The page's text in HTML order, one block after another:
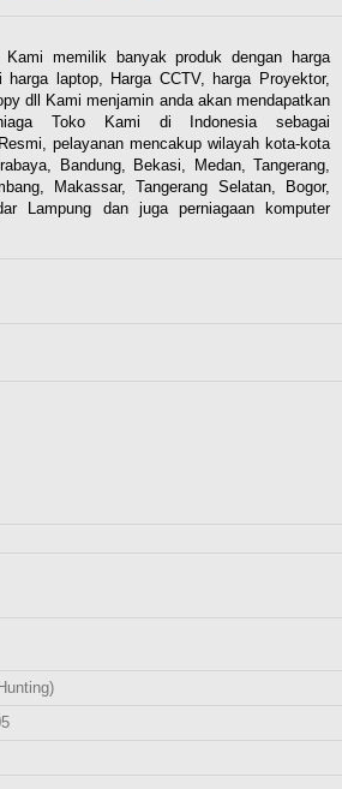
memilik banyak produk dengan harga
laptop, Harga CCTV, harga Proyektor,
dll Kami menjamin anda akan mendapatkan
Toko Kami di Indonesia sebagai
pelayanan mencakup wilayah kota-kota
Bandung, Bekasi, Medan, Tangerang,
Makassar, Tangerang Selatan, Bogor,
Lampung dan juga perniagaan komputer